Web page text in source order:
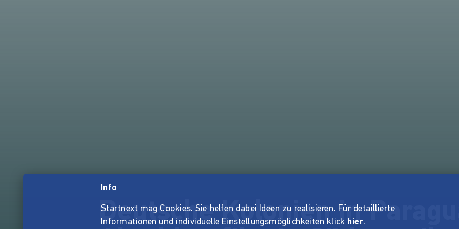
Deutsche Kolonien in
Info
Startnext mag Cookies. Sie helfen dabei Ideen zu realisieren. Für detaillierte
Informationen und individuelle Einstellungsmöglichkeiten klick hier.